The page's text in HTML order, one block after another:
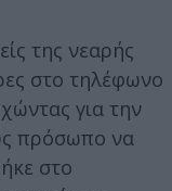
της νεαρής
στο τηλέφωνο
για την
πρόσωπο να
στο